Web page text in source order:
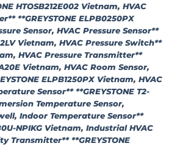
HTOSB212E002 Vietnam, HVAC
**GREYSTONE ELPB0250PX
Sensor, HVAC Pressure Sensor**
Vietnam, HVAC Pressure Switch**
, HVAC Pressure Transmitter**
Vietnam, HVAC Room Sensor,
ELPB1250PX Vietnam, HVAC
Sensor** **GREYSTONE T2-
Temperature Sensor,
, Indoor Temperature Sensor**
NPIKG Vietnam, Industrial HVAC
Transmitter** **GREYSTONE